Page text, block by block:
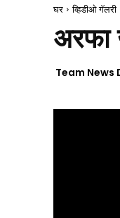
घर व्हिडीओ गॅलरी
अरफा
Team News